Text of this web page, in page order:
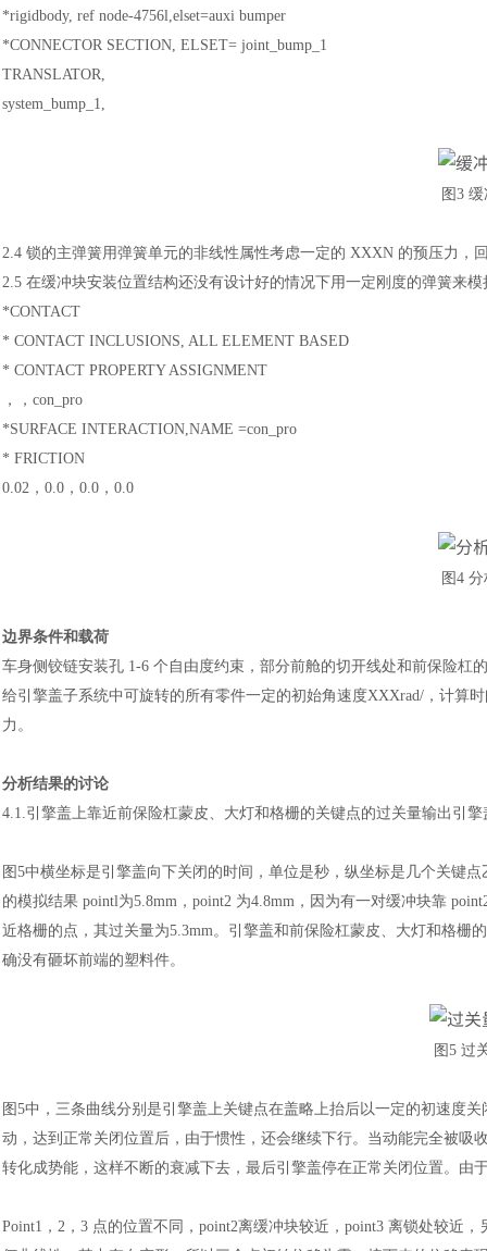
*rigidbody, ref node-4756l,elset=auxi bumper
*CONNECTOR SECTION, ELSET= joint_bump_1
TRANSLATOR,
system_bump_1,
图 3
2.4 锁的主弹簧用弹簧单元的非线性属性考虑一定的 XXXN 的预压力
2.5 在缓冲块安装位置结构还没有设计好的情况下用一定刚度的弹簧来
*CONTACT
* CONTACT INCLUSIONS, ALL ELEMENT BASED
* CONTACT PROPERTY ASSIGNMENT
，， con_pro
*SURFACE INTERACTION,NAME =con_pro
* FRICTION
0.02，0.0，0.0，0.0
图 4
边界条件和载荷
车身侧铰链安装孔 1-6 个自由度约束，部分前舱的切开线处和前保险杠
给引擎盖子系统中可旋转的所有零件一定的初始角速度XXXrad/，计算
力。
分析结果的讨论
4.1.引擎盖上靠近前保险杠蒙皮、大灯和格栅的关键点的过关量输出引
图 5中横坐标是引擎盖向下关闭的时间，单位是秒，纵坐标是几个关键
的模拟结果 pointl为5.8mm，point2 为4.8mm，因为有一对缓冲块靠
近格栅的点，其过关量为5.3mm。引擎盖和前保险杠蒙皮、大灯和格栅
确没有砸坏前端的塑料件。
图 5 过
图 5中，三条曲线分别是引擎盖上关键点在盖略上抬后以一定的初速度
动，达到正常关闭位置后，由于惯性，还会继续下行。当动能完全被
转化成势能，这样不断的衰减下去，最后引擎盖停在正常关闭位置。由
Point1，2，3 点的位置不同，point2离缓冲块较近，point3 离锁处较近